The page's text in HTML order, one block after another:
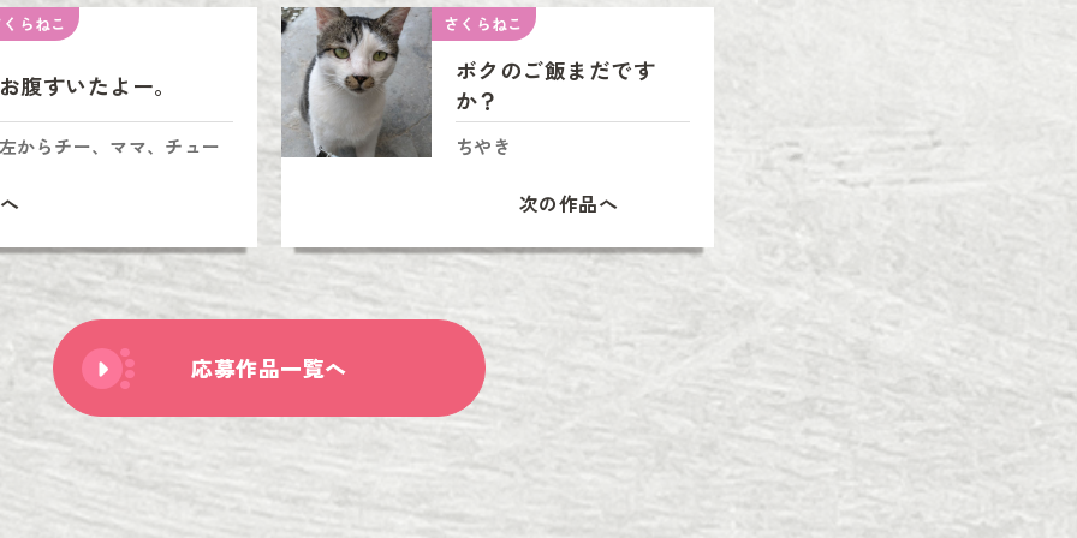
らねこ
お腹すいたよー。
左からチー、ママ、チュー
さくらねこ
ボクのご飯まだです
か？
ちやき
次の作品へ
応募作品一覧へ